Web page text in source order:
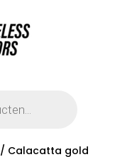
/ Calacatta gold